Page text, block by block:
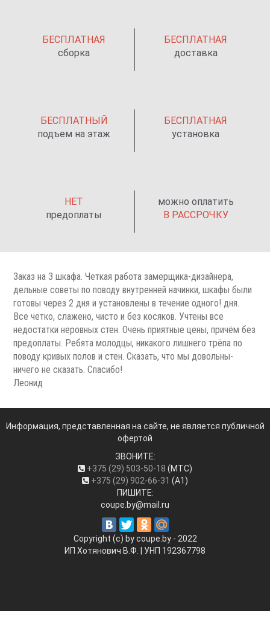
БЕСПЛАТНАЯ
сборка
БЕСПЛАТНАЯ
доставка
БЕСПЛАТНЫЙ
подъем на этаж
БЕСПЛАТНАЯ
установка
НЕТ
предоплаты
можно оплатить
В РАССРОЧКУ
Заказ на 3 шкафа. Четкая работа замерщика-дизайнера,
дельные советы по поводу внутренней начинки, шкафы были
готовы через 2 дня и установлены в течение одного! дня.
Все четко, слажено, чисто и без косяков. Учтены все
недостатки неровных стен. Очень приятные цены, причём без
предоплаты. Ребята молодцы, никакого лишнего трёпа по
поводу кривых полов и стен. Сказать, что мы довольны-
ничего не сказать. Спасибо!
Леонид
Информация, представленная на сайте, не является публичной
офертой
ЗВОНИТЕ:
+375 (29) 503-50-18 (МТС)
+375 (29) 902-66-31 (А1)
ПИШИТЕ:
coupe.by@mail.ru
Copyright (c) by coupe.by - 2022
ИП Хотянович В.Ф. | УНП ‎192367798